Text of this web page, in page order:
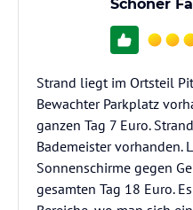
Schöner
Strand liegt im Ortsteil
Bewachter Parkplatz
ganzen Tag 7 Euro.
Bademeister vorhanden.
Sonnenschirme gegen
gesamten Tag 18 Euro.